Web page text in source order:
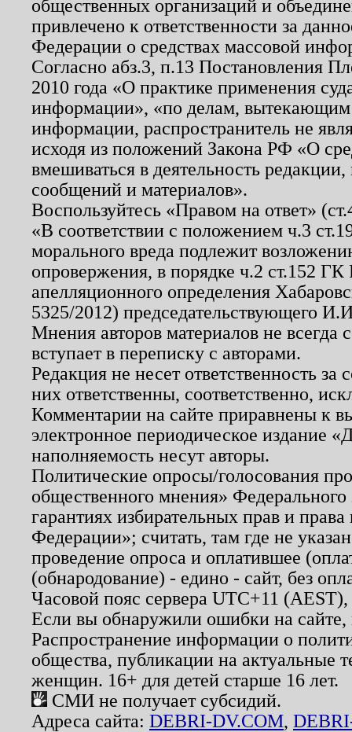
общественных организаций и
привлечено к ответственности за
Федерации о средствах массовой
Согласно абз.3, п.13 Постановления
2010 года «О практике применения
информации», «по делам, вытекающим
информации, распространитель не
исходя из положений Закона РФ «О
вмешиваться в деятельность
сообщений и материалов».
Воспользуйтесь «Правом на ответ»
«В соответствии с положением ч.3
морального вреда подлежит
опровержения, в порядке ч.2 ст.152
апелляционного определения
5325/2012) председательствующего
Мнения авторов материалов не
вступает в переписку с авторами.
Редакция не несет ответственность
них ответственны, соответственно,
Комментарии на сайте приравнены к
электронное периодическое издание
наполняемость несут авторы.
Политические опросы/голосования
общественного мнения»
гарантиях избирательных прав и
Федерации»; считать, там где не
проведение опроса и оплатившее
(обнародование) - едино - сайт, без
Часовой пояс сервера UTC+11
Если вы обнаружили ошибки на
Распространение информации о
общества, публикации на актуальные
женщин. 16+ для детей старше 16 лет.
СМИ не получает субсидий.
Адреса сайта: DEBRI-DV.COM,